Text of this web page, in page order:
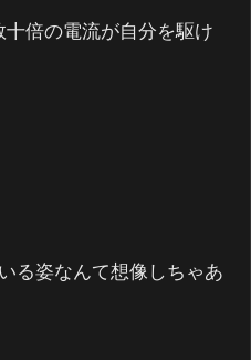
倍の電流が自分を駆け
る姿なんて想像しちゃあ